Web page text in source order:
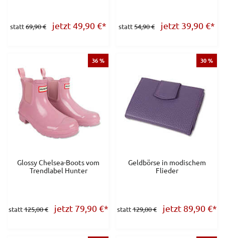
statt69,90 € jetzt 49,90€* statt54,90 € jetzt 39,90€*
36 %
Glossy Chelsea-Boots vom
Trendlabel Hunter
statt125,00 € jetzt 79,90€*
30 %
Geldbörse in modischem
Flieder
statt129,00 € jetzt 89,90€*